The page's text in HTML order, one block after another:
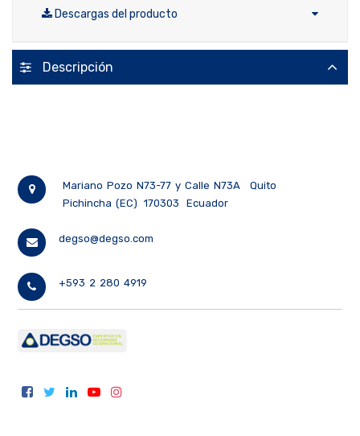
Descargas del producto
Descripción
Mariano Pozo N73-77 y Calle N73A
Quito
Pichincha (EC)
170303 Ecuador
degso@degso.com
+593 2 280 4919